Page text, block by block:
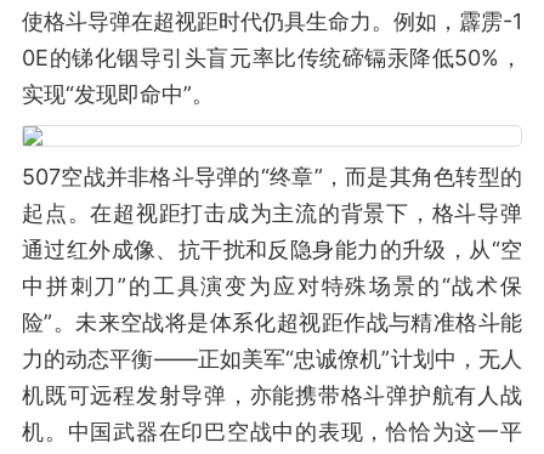
使格斗导弹在超视距时代仍具生命力。例如，霹雳-1
0E的锑化铟导引头盲元率比传统碲镉汞降低50%，
实现“发现即命中”。
507空战并非格斗导弹的“终章”，而是其角色转型的
起点。在超视距打击成为主流的背景下，格斗导弹
通过红外成像、抗干扰和反隐身能力的升级，从“空
中拼刺刀”的工具演变为应对特殊场景的“战术保
险”。未来空战将是体系化超视距作战与精准格斗能
力的动态平衡——正如美军“忠诚僚机”计划中，无人
机既可远程发射导弹，亦能携带格斗弹护航有人战
机。中国武器在印巴空战中的表现，恰恰为这一平